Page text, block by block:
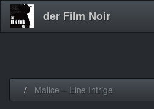
der Film Noir
Malice – Eine Intrige